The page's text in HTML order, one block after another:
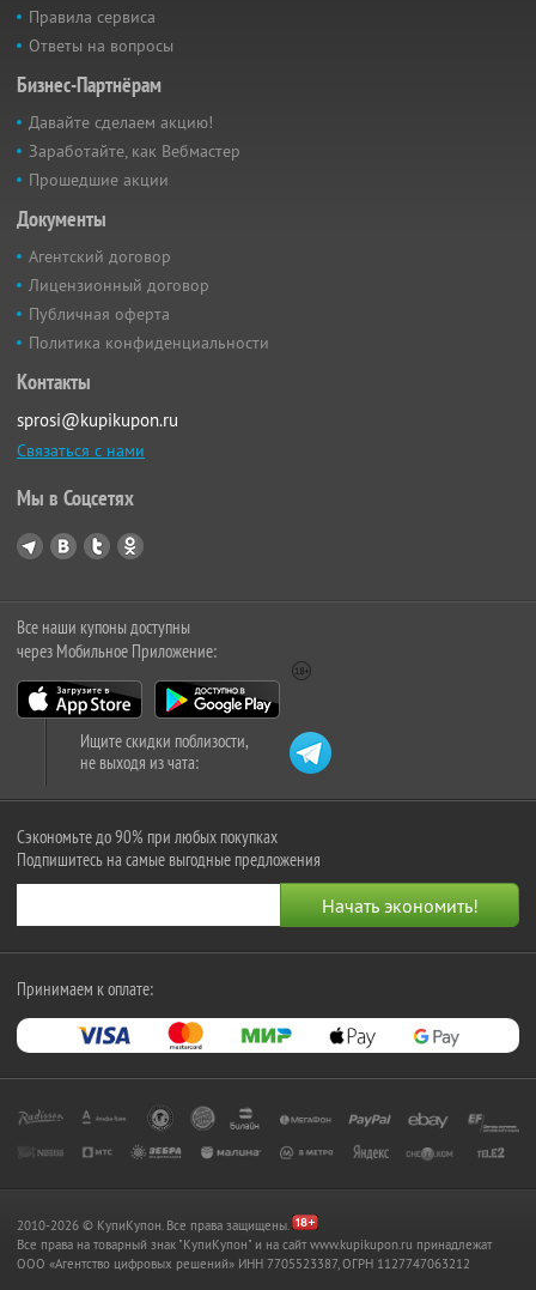
Правила сервиса
Ответы на вопросы
Бизнес-Партнёрам
Давайте сделаем акцию!
Заработайте, как Вебмастер
Прошедшие акции
Документы
Агентский договор
Лицензионный договор
Публичная оферта
Политика конфиденциальности
Контакты
sprosi@kupikupon.ru
Связаться с нами
Мы в Соцсетях
Все наши купоны доступны
через Мобильное Приложение:
Ищите скидки поблизости,
не выходя из чата:
Сэкономьте до 90% при любых покупках
Подпишитесь на самые выгодные предложения
Принимаем к оплате:
2010-2026 © КупиКупон. Все права защищены.
Все права на товарный знак "КупиКупон" и на сайт www.kupikupon.ru принадлежат
OOO «Агентство цифровых решений» ИНН 7705523387, ОГРН 1127747063212